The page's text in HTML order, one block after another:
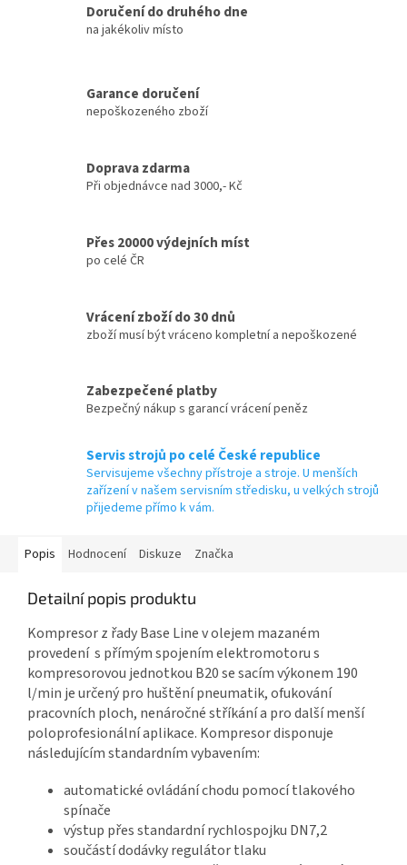
Doručení do druhého dne
na jakékoliv místo
Garance doručení
nepoškozeného zboží
Doprava zdarma
Při objednávce nad 3000,- Kč
Přes 20000 výdejních míst
po celé ČR
Vrácení zboží do 30 dnů
zboží musí být vráceno kompletní a nepoškozené
Zabezpečené platby
Bezpečný nákup s garancí vrácení peněz
Servis strojů po celé České republice
Servisujeme všechny přístroje a stroje. U menších
zařízení v našem servisním středisku, u velkých strojů
přijedeme přímo k vám.
Popis Hodnocení Diskuze Značka
Detailní popis produktu
Kompresor z řady Base Line v olejem mazaném
provedení s přímým spojením elektromotoru s
kompresorovou jednotkou B20 se sacím výkonem 190
l/min je určený pro huštění pneumatik, ofukování
pracovních ploch, nenáročné stříkání a pro další menší
poloprofesionální aplikace. Kompresor disponuje
následujícím standardním vybavením:
automatické ovládání chodu pomocí tlakového
spínače
výstup přes standardní rychlospojku DN7,2
součástí dodávky regulátor tlaku